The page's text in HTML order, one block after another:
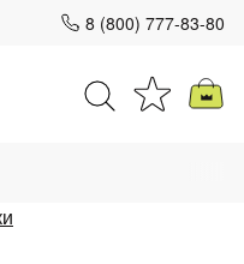
8 (800) 777-83-80